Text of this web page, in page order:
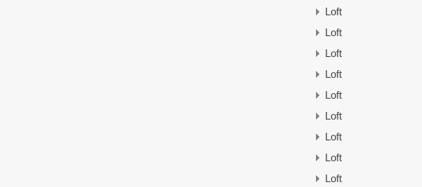
Loft
Loft
Loft
Loft
Loft
Loft
Loft
Loft
Loft